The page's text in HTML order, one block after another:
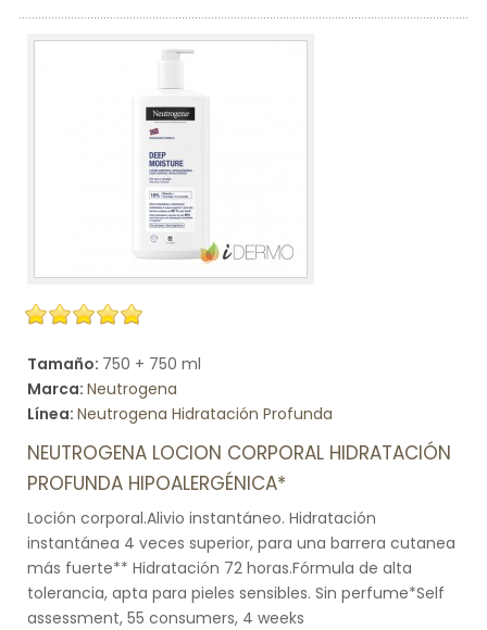
Tamaño: 750 + 750 ml
Marca: Neutrogena
Línea: Neutrogena Hidratación Profunda
NEUTROGENA LOCION CORPORAL HIDRATACIÓN
PROFUNDA HIPOALERGÉNICA*
Loción corporal.Alivio instantáneo. Hidratación
instantánea 4 veces superior, para una barrera cutanea
más fuerte** Hidratación 72 horas.Fórmula de alta
tolerancia, apta para pieles sensibles. Sin perfume*Self
assessment, 55 consumers, 4 weeks